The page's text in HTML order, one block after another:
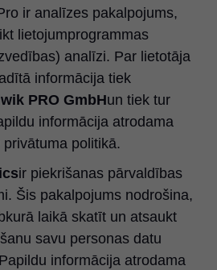
ir analīzes pakalpojums,
lietojumprogrammas
analīzi. Par lietotāja
informācija tiek
PRO GmbHun tiek tur
informācija atrodama
politikā.
ir piekrišanas pārvaldības
Šis pakalpojums nodrošina,
laikā skatīt un atsaukt
savu personas datu
informācija atrodama